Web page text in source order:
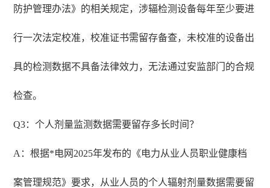
防护管理办法》的相关规定，涉辐检测设备每年至少要进
行一次法定校准，校准证书需留存备查，未校准的设备出
具的检测数据不具备法律效力，无法通过安监部门的合规
检查。
Q3：个人剂量监测数据需要留存多长时间？
A：根据*电网2025年发布的《电力从业人员职业健康档
案管理规范》要求，从业人员的个人辐射剂量数据需要留